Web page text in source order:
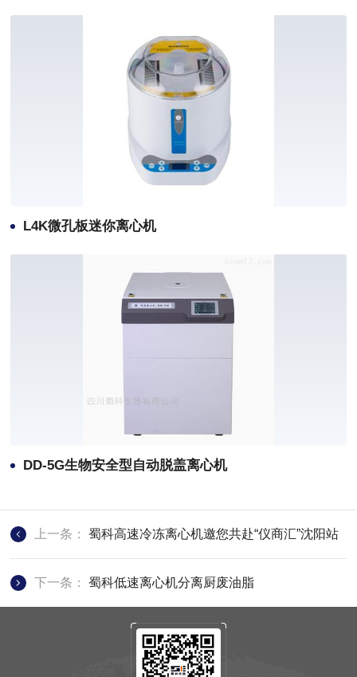
L4K微孔板迷你离心机
DD-5G生物安全型自动脱盖离心机
上一条：蜀科高速冷冻离心机邀您共赴“仪商汇”沈阳站
下一条：蜀科低速离心机分离厨废油脂